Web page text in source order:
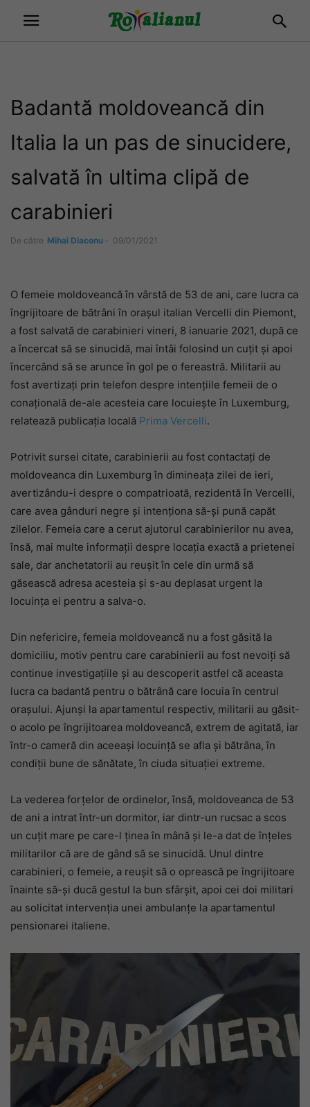
Badantă moldoveancă din
Italia la un pas de sinucidere,
salvată în ultima clipă de
carabinieri
De către Mihai Diaconu - 09/01/2021
O femeie moldoveancă în vârstă de 53 de ani, care lucra ca
îngrijitoare de bătrâni în orașul italian Vercelli din Piemont,
a fost salvată de carabinieri vineri, 8 ianuarie 2021, după ce
a încercat să se sinucidă, mai întâi folosind un cuțit și apoi
încercând să se arunce în gol pe o fereastră. Militarii au
fost avertizați prin telefon despre intențiile femeii de o
conațională de-ale acesteia care locuiește în Luxemburg,
relatează publicația locală Prima Vercelli.
Potrivit sursei citate, carabinierii au fost contactați de
moldoveanca din Luxemburg în dimineața zilei de ieri,
avertizându-i despre o compatrioată, rezidentă în Vercelli,
care avea gânduri negre și intenționa să-și pună capăt
zilelor. Femeia care a cerut ajutorul carabinierilor nu avea,
însă, mai multe informații despre locația exactă a prietenei
sale, dar anchetatorii au reușit în cele din urmă să
găsească adresa acesteia și s-au deplasat urgent la
locuința ei pentru a salva-o.
Din nefericire, femeia moldoveancă nu a fost găsită la
domiciliu, motiv pentru care carabinierii au fost nevoiți să
continue investigațiile și au descoperit astfel că aceasta
lucra ca badantă pentru o bătrână care locuia în centrul
orașului. Ajunși la apartamentul respectiv, militarii au găsit-
o acolo pe îngrijitoarea moldoveancă, extrem de agitată, iar
într-o cameră din aceeași locuință se afla și bătrâna, în
condiții bune de sănătate, în ciuda situației extreme.
La vederea forțelor de ordinelor, însă, moldoveanca de 53
de ani a intrat într-un dormitor, iar dintr-un rucsac a scos
un cuțit mare pe care-l ținea în mână și le-a dat de înțeles
militarilor că are de gând să se sinucidă. Unul dintre
carabinieri, o femeie, a reușit să o oprească pe îngrijitoare
înainte să-și ducă gestul la bun sfârșit, apoi cei doi militari
au solicitat intervenția unei ambulanțe la apartamentul
pensionarei italiene.